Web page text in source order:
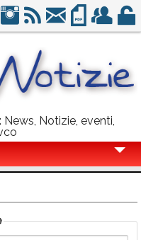
Notizie, eventi,